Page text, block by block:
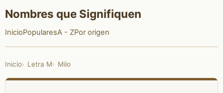
Nombres que Signifiquen
InicioPopularesA - ZPor origen
Inicio Letra M Milo